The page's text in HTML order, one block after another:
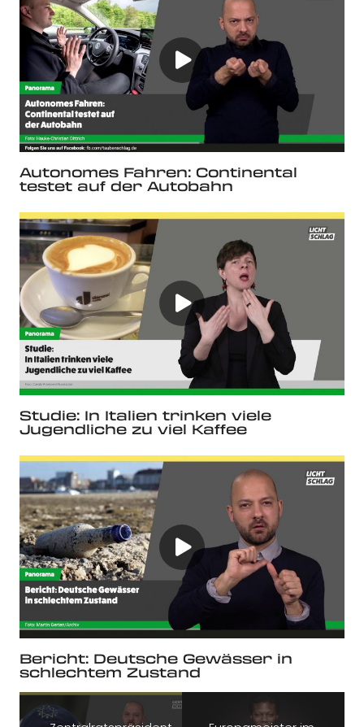
Autonomes Fahren: Continental
testet auf der Autobahn
Studie: In Italien trinken viele
Jugendliche zu viel Kaffee
Bericht: Deutsche Gewässer in
schlechtem Zustand